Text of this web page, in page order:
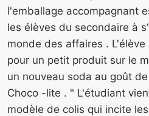
l'emballage accompagnant
les élèves du secondaire à
monde des affaires .
pour un petit produit sur le
un nouveau soda au goût
Choco -lite . " L'étudiant
modèle de colis qui incite